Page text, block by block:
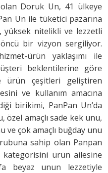
Doruk Un, 41 ülkeye
Un ile tüketici pazarına
yüksek nitelikli ve lezzetli
bir vizyon sergiliyor.
ürün yaklaşımı ile
beklentilerine göre
ürün çeşitleri geliştiren
ve kullanım amacına
birikimi, PanPan Un’da
amaçlı sade kek unu,
ve çok amaçlı buğday unu
sahip olan Panpan
kategorisini ürün ailesine
beyaz unun lezzetiyle